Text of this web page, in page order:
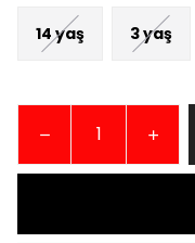
14 yaş 3 yaş